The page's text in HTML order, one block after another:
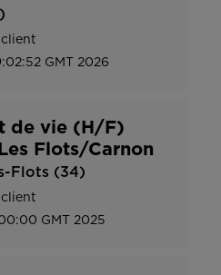
GMT 2026
de vie (H/F)
Flots/Carnon
Flots (34)
GMT 2025